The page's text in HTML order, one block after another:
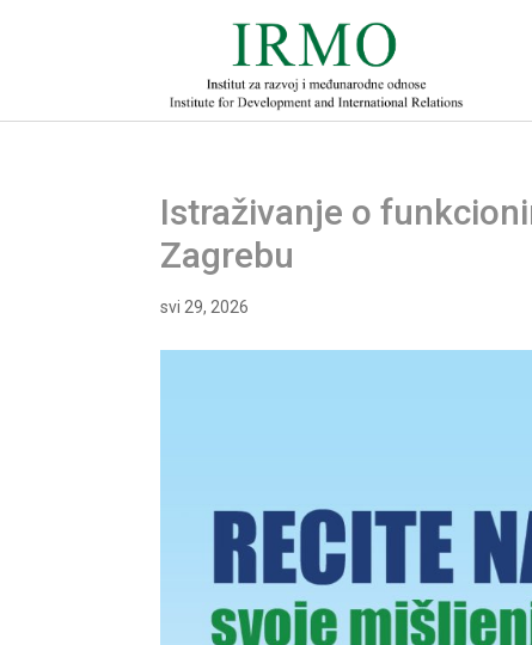
Istraživanje o
Zagrebu
svi 29, 2026